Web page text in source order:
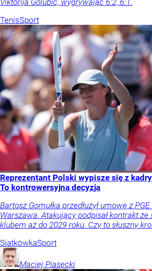
TenisSport
Reprezentant Polski wypisze się z
To kontrowersyjna decyzja
Bartosz Gomułka przedłużył umowę z
Warszawa. Atakujący podpisał kontrakt ze
klubem aż do 2029 roku. Czy to słuszny
SiatkówkaSport
Maciej Piasecki